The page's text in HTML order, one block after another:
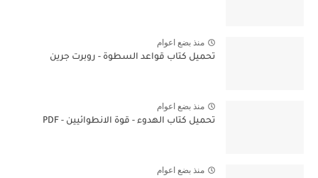
منذ بضع اعوام
تحميل كتاب قواعد السطوة - روبرت جرين
منذ بضع اعوام
تحميل كتاب الهدوء - قوة الانطوائيين - PDF
منذ بضع اعوام